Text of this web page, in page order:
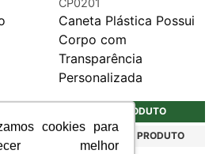
cookies para
melhor
Caneta Plástica Possui
Corpo com
Transparência
Personalizada
VER PRODUTO
COMPARAR PRODUTO